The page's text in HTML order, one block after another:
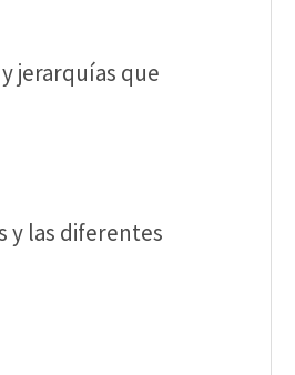
jerarquías que
y las diferentes